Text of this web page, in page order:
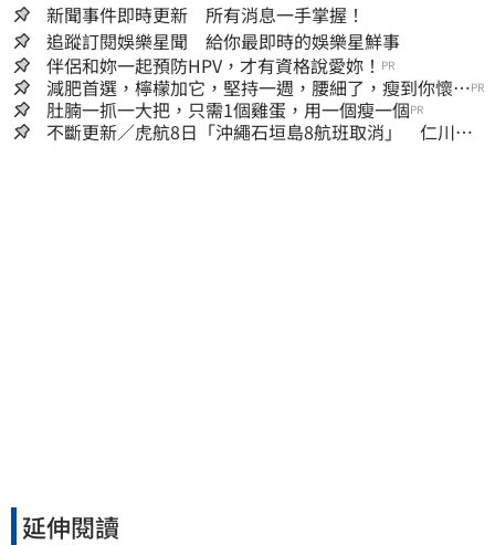
新聞事件即時更新 所有消息一手掌握！
追蹤訂閱娛樂星聞 給你最即時的娛樂星鮮事
伴侶和妳一起預防HPV，才有資格說愛妳！ PR
減肥首選，檸檬加它，堅持一週，腰細了，瘦到你懷疑
人生
PR
肚腩一抓一大把，只需1個雞蛋，用一個瘦一個PR
不斷更新／虎航8日「沖繩石垣島8航班取消」 仁川返
延伸閱讀